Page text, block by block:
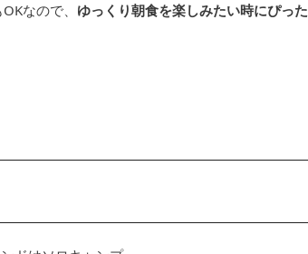
なので、 ゆっくり朝食を楽しみたい時にぴった